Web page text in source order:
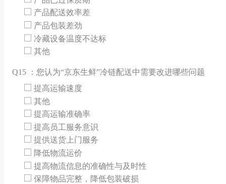
产品配送效率差
产品包装差劲
冷藏设备温度不达标
其他
Q15 ：您认为“京东生鲜”冷链配送中需要改进哪些问题
提高运输速度
其他
提高运输准确率
提高员工服务意识
提供送货上门服务
降低物流运价
提高物流信息的准确性与及时性
保障物品完整，降低包装破损